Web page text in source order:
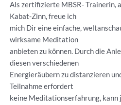
Als zertifizierte MBSR- Trainerin,
Kabat-Zinn, freue ich
mich Dir eine einfache,
wirksame Meditation
anbieten zu können. Durch die
diesen verschiedenen
Energieräubern zu distanzieren
Teilnahme erfordert
keine Meditationserfahrung, kann